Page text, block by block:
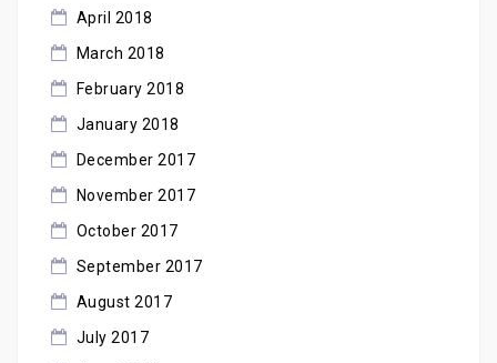
April 2018
March 2018
February 2018
January 2018
December 2017
November 2017
October 2017
September 2017
August 2017
July 2017